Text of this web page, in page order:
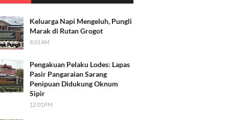
Keluarga Napi Mengeluh, Pungli
Marak di Rutan Grogot
8:01 AM
Pengakuan Pelaku Lodes: Lapas
Pasir Pangaraian Sarang
Penipuan Didukung Oknum
Sipir
12:01 PM